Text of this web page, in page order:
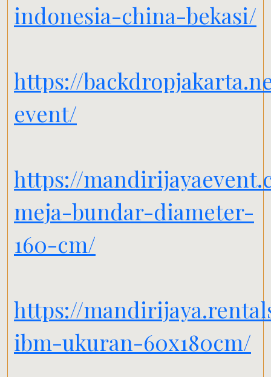
indonesia-china-bekasi/
https://
event/
https://
meja-bundar-diameter-
160-cm/
https://
ibm-ukuran-60x180cm/